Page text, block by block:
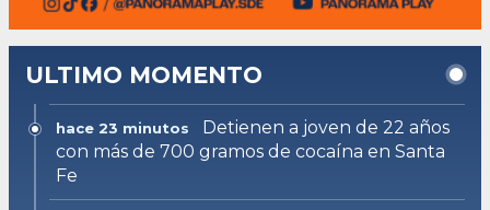
ULTIMO MOMENTO
hace 23 minutos
Detienen a joven de 22 años
con más de 700 gramos de cocaína en Santa
Fe